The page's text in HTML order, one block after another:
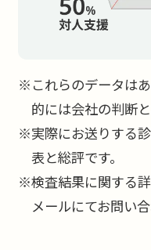
※これらのデータは
的には会社の判断と
※実際にお送りする
表と総評です。
※検査結果に関する詳
メールにてお問い